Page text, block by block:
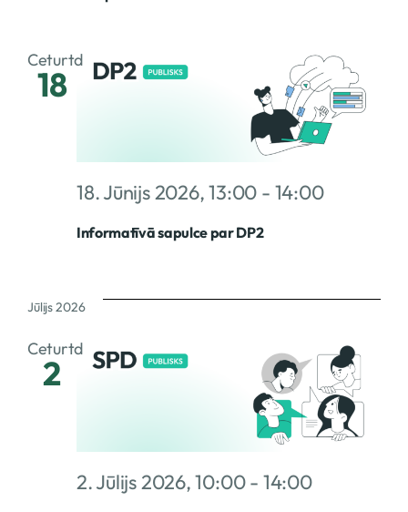
Ceturtd
18
Informatīvā sapulce par DP2
18. Jūnijs 2026, 13:00 - 14:00
Jūlijs 2026
Ceturtd
2
2. Jūlijs 2026, 10:00- 14:00